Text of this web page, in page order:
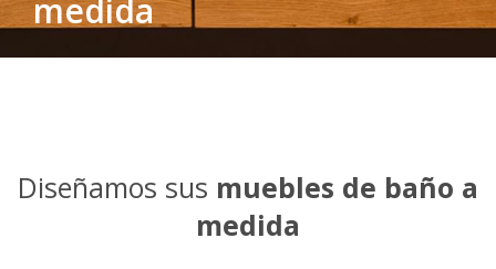
medida
Diseñamos sus muebles de baño a
medida